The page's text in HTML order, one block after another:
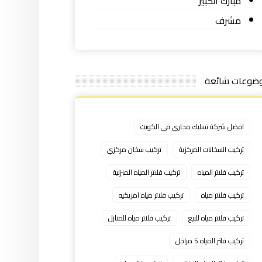
مشرف
شائعة
افضل شركة تسليك مجاري في الكويت
تركيب السخانات المركزية
تركيب سخان مركزي
تركيب فلاتر المياه
تركيب فلاتر المياه المنزلية
تركيب فلاتر مياه
تركيب فلاتر مياه امريكيه
تركيب فلاتر مياه للبيع
تركيب فلاتر مياه للمنازل
تركيب فلتر المياه 5 مراحل